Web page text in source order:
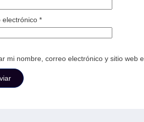
electrónico *
mi nombre, correo electrónico y sitio web